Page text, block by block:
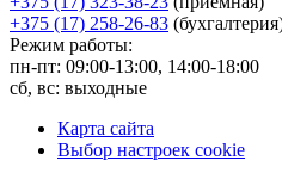
+375 (17) 258-26-83
Режим работы:
пн-пт: 09:00-13:00, 14:00-18:00
сб, вс: выходные
Карта сайта
Выбор настроек cookie